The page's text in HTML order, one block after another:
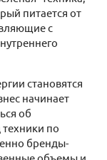
питается от
с
становятся
начинает
об
по
бренды-